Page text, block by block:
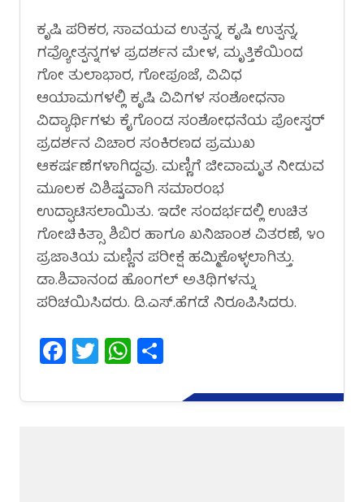
ಕೃಷಿ ಪರಿಕರ, ಸಾವಯವ ಉತ್ಪನ್ನ, ಕೃಷಿ ಉತ್ಪನ್ನ,
ಗವ್ಯೋತ್ಪನ್ನಗಳ ಪ್ರದರ್ಶನ ಮೇಳ, ಮೃತ್ತಿಕೆಯಿಂದ
ಗೋ ತುಲಾಭಾರ, ಗೋಪೂಜೆ, ವಿವಿಧ
ಆಯಾಮಗಳಲ್ಲಿ ಕೃಷಿ ವಿವಿಗಳ ಸಂಶೋಧನಾ
ವಿದ್ಯಾರ್ಥಿಗಳು ಕೈಗೊಂಡ ಸಂಶೋಧನೆಯ ಪೋಸ್ಟರ್
ಪ್ರದರ್ಶನ ವಿಚಾರ ಸಂಕಿರಣದ ಪ್ರಮುಖ
ಆಕರ್ಷಣೆಗಳಾಗಿದ್ದವು. ಮಣ್ಣಿಗೆ ಜೀವಾಮೃತ ನೀಡುವ
ಮೂಲಕ ವಿಶಿಷ್ಟವಾಗಿ ಸಮಾರಂಭ
ಉದ್ಘಾಟಿಸಲಾಯಿತು. ಇದೇ ಸಂದರ್ಭದಲ್ಲಿ ಉಚಿತ
ಗೋಚಿಕಿತ್ಸಾ ಶಿಬಿರ ಹಾಗೂ ಖನಿಜಾಂಶ ವಿತರಣೆ, ೪೦
ಪ್ರಜಾತಿಯ ಮಣ್ಣಿನ ಪರೀಕ್ಷೆ ಹಮ್ಮಿಕೊಳ್ಳಲಾಗಿತ್ತು.
ಡಾ.ಶಿವಾನಂದ ಹೊಂಗಲ್ ಅತಿಥಿಗಳನ್ನು
ಪರಿಚಯಿಸಿದರು. ಡಿ.ಎಸ್.ಹೆಗಡೆ ನಿರೂಪಿಸಿದರು.
Facebook
TwitterWhatsApp